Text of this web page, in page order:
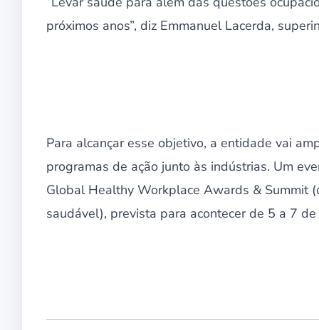
próximos anos”, diz Emmanuel Lacerda,
Para alcançar esse objetivo, a entidade vai
programas de ação junto às indústrias. Um
Global Healthy Workplace Awards & Summit
saudável), prevista para acontecer de 5 a 7